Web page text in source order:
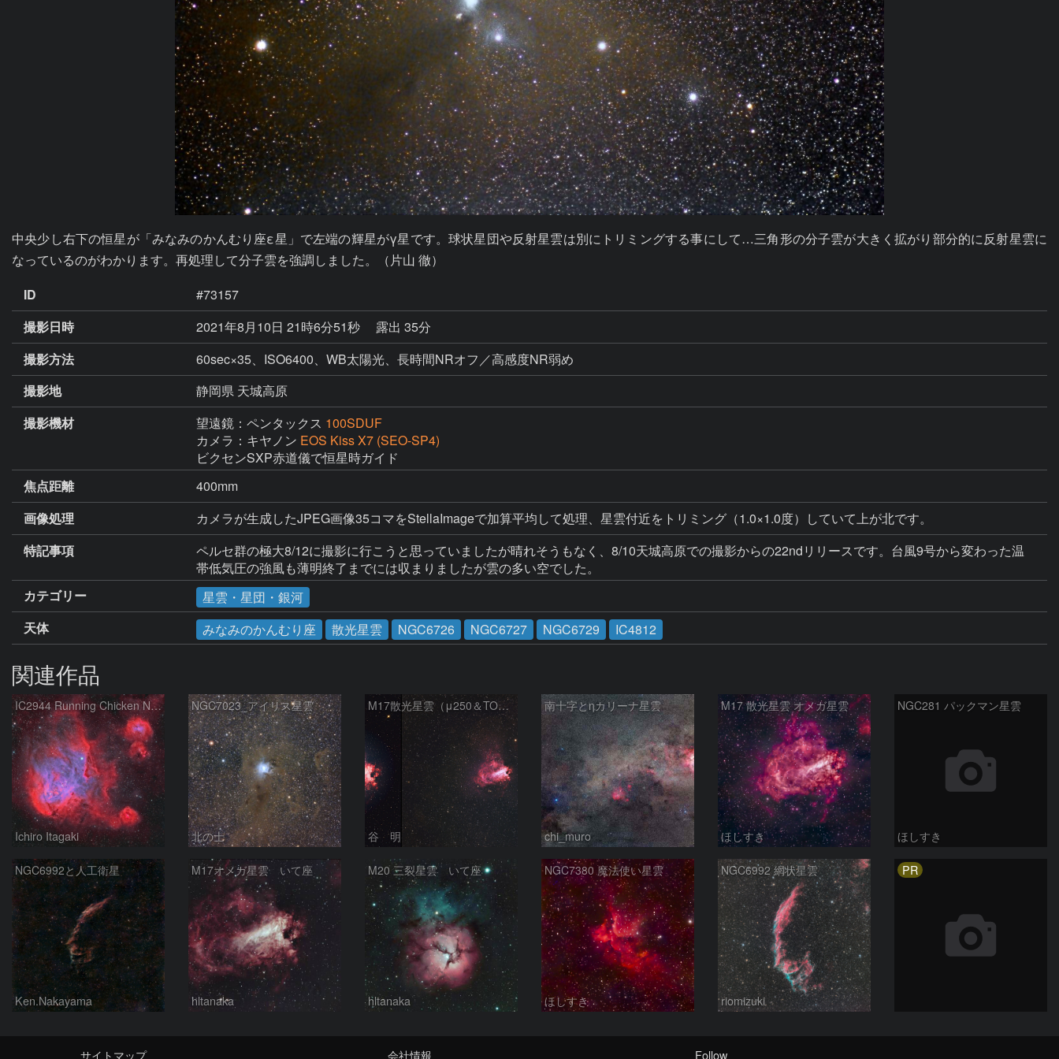
中央少し右下の恒星が「みなみのかんむり座ε星」で左端の輝星がγ星です。球状星団や反射星雲は別にトリミングする事にして…三角形の分子雲が大きく拡がり部分的に反射星雲に
なっているのがわかります。再処理して分子雲を強調しました。（片山 徹）
ID
#73157
撮影日時
2021年8月10日 21時6分51秒
露出 35分
撮影方法
60sec×35、ISO6400、WB太陽光、長時間NRオフ／高感度NR弱め
撮影地
静岡県 天城高原
撮影機材
望遠鏡：ペンタックス 100SDUF
カメラ：キヤノン EOS Kiss X7 (SEO-SP4)
ビクセンSXP赤道儀で恒星時ガイド
焦点距離
400mm
画像処理
カメラが生成したJPEG画像35コマをStellaImageで加算平均して処理、星雲付近をトリミング（1.0×1.0度）していて上が北です。
特記事項
ペルセ群の極大8/12に撮影に行こうと思っていましたが晴れそうもなく、8/10天城高原での撮影からの22ndリリースです。台風9号から変わった温
帯低気圧の強風も薄明終了までには収まりましたが雲の多い空でした。
カテゴリー
星雲・星団・銀河
天体
みなみのかんむり座 散光星雲 NGC6726 NGC6727 NGC6729 IC4812
関連作品
IC2944 Running Chicken Nebula
Ichiro Itagaki
NGC7023_アイリス星雲
北の士
M17散光星雲（μ250＆TOA130）
谷 明
南十字とηカリーナ星雲
chi_muro
M17 散光星雲 オメガ星雲
ほしすき
NGC281 パックマン星雲
ほしすき
NGC6992と人工衛星
Ken.Nakayama
M17オメガ星雲 いて座
hltanaka
M20 三裂星雲 いて座
hltanaka
NGC7380 魔法使い星雲
ほしすき
NGC6992 網状星雲
riomizuki
PR
サイトマップ 会社情報 Follow